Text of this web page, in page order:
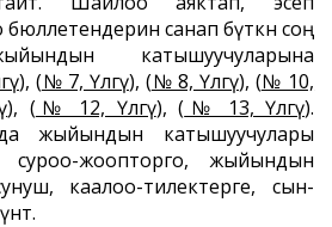
санап бүткөн соң
катышуучуларына
), (№ 7, Үлгү), (№ 8, Үлгү), (№ 10,
), (№ 12, Үлгү), ( № 13, Үлгү).
жыйындын катышуучулары
суроо-жоопторго, жыйындын
каалоо-тилектерге, сын-